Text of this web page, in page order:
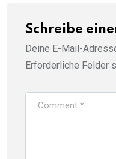
Schreibe
Deine E-Mail-
Erforderliche Felder